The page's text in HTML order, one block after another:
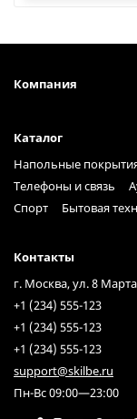
Компания
Каталог
Напольные
Телефоны и связь
Спорт
Бытовая
Контакты
г. Москва, ул. 8
+1 (234) 555-123
+1 (234) 555-123
+1 (234) 555-123
support@skilbe.ru
Пн-Вс 09:00—23:00